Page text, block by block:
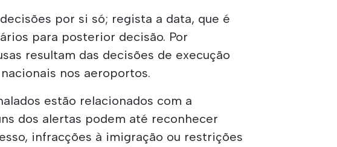
por si só; regista a data, que é
para posterior decisão. Por
resultam das decisões de execução
nos aeroportos.
estão relacionados com a
dos alertas podem até reconhecer
infracções à imigração ou restrições